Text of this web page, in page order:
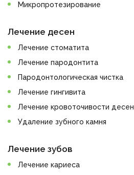
Микропротезирование
Лечение десен
Лечение стоматита
Лечение пародонтита
Пародонтологическая чистка
Лечение гингивита
Лечение кровоточивости десен
Удаление зубного камня
Лечение зубов
Лечение кариеса